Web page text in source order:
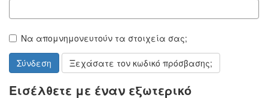
Να απομνημονευτούν τα στοιχεία σας;
Σύνδεση Ξεχάσατε τον κωδικό πρόσβασης;
Εισέλθετε με έναν εξωτερικό